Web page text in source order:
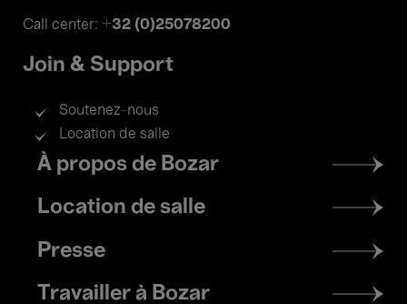
Call center: +32 (0)25078200
Join & Support
Soutenez-nous
Location de salle
Footer
menu
À propos de Bozar
Location de salle
Presse
Travailler à Bozar